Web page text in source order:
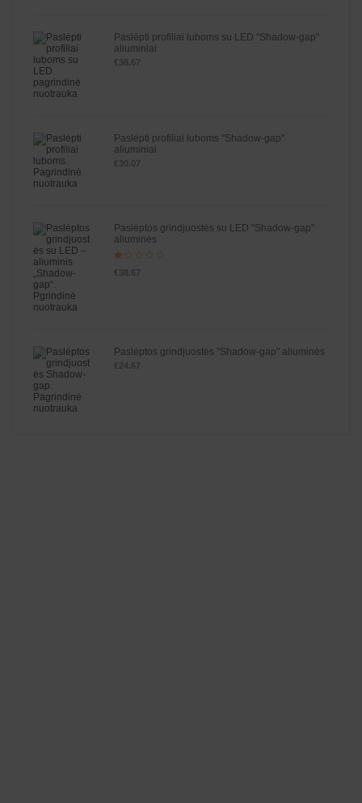
Paslėpti profiliai luboms su LED "Shadow-gap"
aliuminiai
€ 38.67
Paslėpti profiliai luboms "Shadow-gap"
aliuminiai
€ 30.07
Paslėptos grindjuostės su LED "Shadow-gap"
aliuminės
rti
€ 38.67
Paslėptos grindjuostės "Shadow-gap" aliuminės
€ 24.67